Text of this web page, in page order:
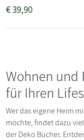
€39,90
Wohnen und
für Ihren
Wer das eigene Heim
möchte, findet dazu
der Deko Bücher.